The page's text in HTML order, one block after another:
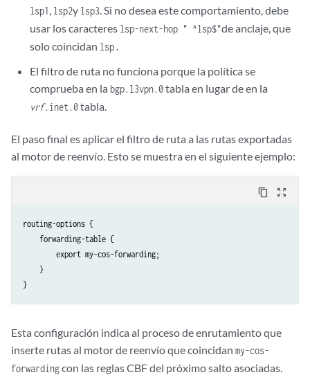
lsp1, lsp2y lsp3. Si no desea este comportamiento, debe
usar los caracteres lsp-next-hop " ^lsp$"de anclaje, que
solo coincidan lsp .
El filtro de ruta no funciona porque la política se
comprueba en labgp.l3vpn.0tabla en lugar de en la
vrf.inet.0tabla.
El paso final es aplicar el filtro de ruta a las rutas exportadas
al motor de reenvío. Esto se muestra en el siguiente ejemplo:
content_copy zoom_out_map
routing-options {
    forwarding-table {
        export my-cos-forwarding;
    }
Esta configuración indica al proceso de enrutamiento que
inserte rutas al motor de reenvío que coincidan my-cos-
forwardingcon las reglas CBF del próximo salto asociadas.